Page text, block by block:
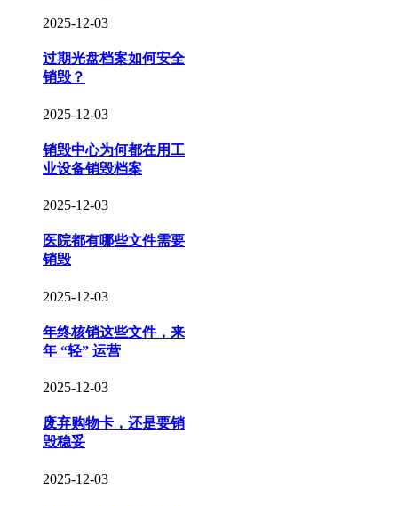
2025-12-03
过期光盘档案如何安全
销毁？
2025-12-03
销毁中心为何都在用工
业设备销毁档案
2025-12-03
医院都有哪些文件需要
销毁
2025-12-03
年终核销这些文件，来
年 “轻” 运营
2025-12-03
废弃购物卡，还是要销
毁稳妥
2025-12-03